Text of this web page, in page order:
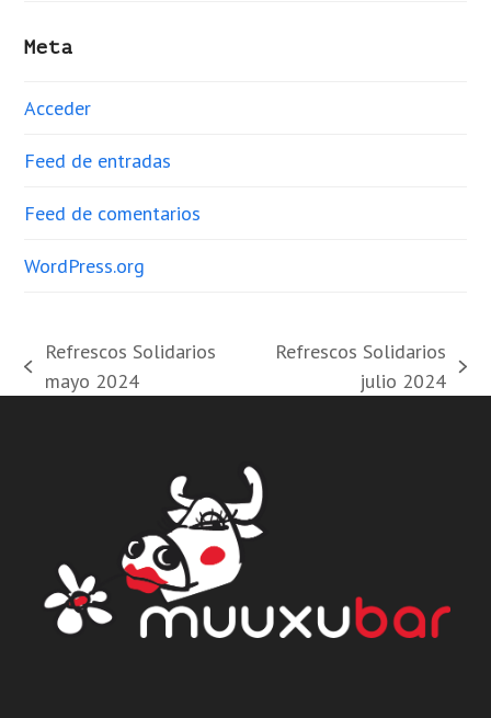
Meta
Acceder
Feed de entradas
Feed de comentarios
WordPress.org
previous
Refrescos Solidarios
mayo 2024
Refrescos Solidarios
julio 2024